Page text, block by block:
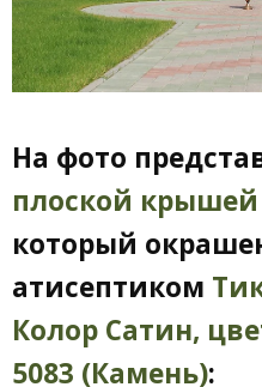
На фото
плоской
который
атисептиком
Колор Сатин,
5083 (Камень):